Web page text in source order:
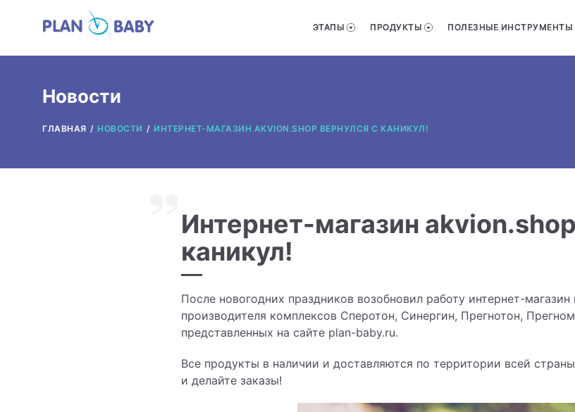
ЭТАПЫ ПРОДУКТЫ ПОЛЕЗНЫЕ ИНСТРУМЕНТЫ
Новости
ГЛАВНАЯ НОВОСТИ ИНТЕРНЕТ-МАГАЗИН AKVION.SHOP ВЕРНУЛСЯ С КАНИКУЛ!
Интернет-магазин
каникул!
После новогодних праздников возобновил работу интернет-
производителя комплексов Сперотон, Синергин, Прегнотон,
представленных на сайте plan-baby.ru.
Все продукты в наличии и доставляются по территории всей
и делайте заказы!